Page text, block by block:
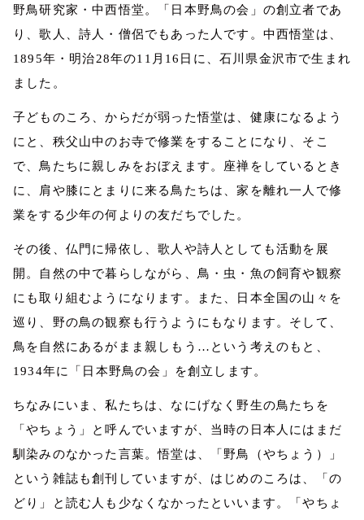
野鳥研究家・中西悟堂。「日本野鳥の会」の創立者であ
り、歌人、詩人・僧侶でもあった人です。中西悟堂は、
1895年・明治28年の11月16日に、石川県金沢市で生まれ
ました。
子どものころ、からだが弱った悟堂は、健康になるよう
にと、秩父山中のお寺で修業をすることになり、そこ
で、鳥たちに親しみをおぼえます。座禅をしているとき
に、肩や膝にとまりに来る鳥たちは、家を離れ一人で修
業をする少年の何よりの友だちでした。
その後、仏門に帰依し、歌人や詩人としても活動を展
開。自然の中で暮らしながら、鳥・虫・魚の飼育や観察
にも取り組むようになります。また、日本全国の山々を
巡り、野の鳥の観察も行うようにもなります。そして、
鳥を自然にあるがまま親しもう…という考えのもと、
1934年に「日本野鳥の会」を創立します。
ちなみにいま、私たちは、なにげなく野生の鳥たちを
「やちょう」と呼んでいますが、当時の日本人にはまだ
馴染みのなかった言葉。悟堂は、「野鳥（やちょう）」
という雑誌も創刊していますが、はじめのころは、「の
どり」と読む人も少なくなかったといいます。「やちょ